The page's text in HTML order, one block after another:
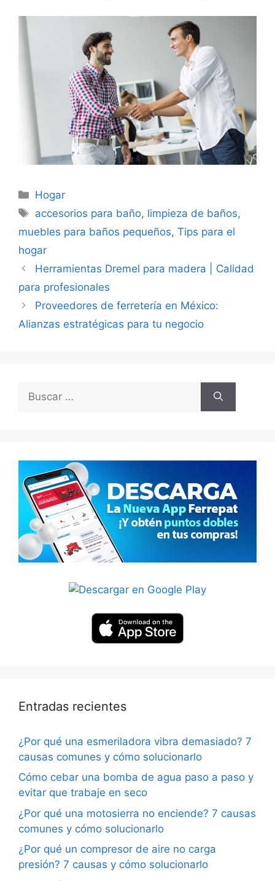
Categorías
Hogar
Etiquetas
accesorios para baño, limpieza de baños,
muebles para baños pequeños, Tips para el
hogar
Herramientas Dremel para madera | Calidad
para profesionales
Proveedores de ferretería en México:
Alianzas estratégicas para tu negocio
Entradas recientes
¿Por qué una esmeriladora vibra demasiado? 7
causas comunes y cómo solucionarlo
Cómo cebar una bomba de agua paso a paso y
evitar que trabaje en seco
¿Por qué una motosierra no enciende? 7 causas
comunes y cómo solucionarlo
¿Por qué un compresor de aire no carga
presión? 7 causas y cómo solucionarlo